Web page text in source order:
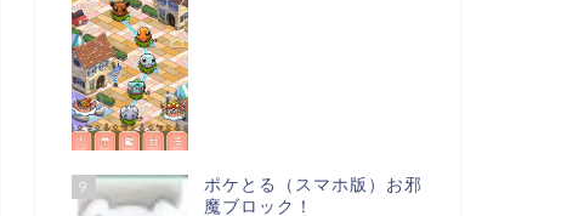
9
ポケとる（スマホ版）お邪
魔ブロック！